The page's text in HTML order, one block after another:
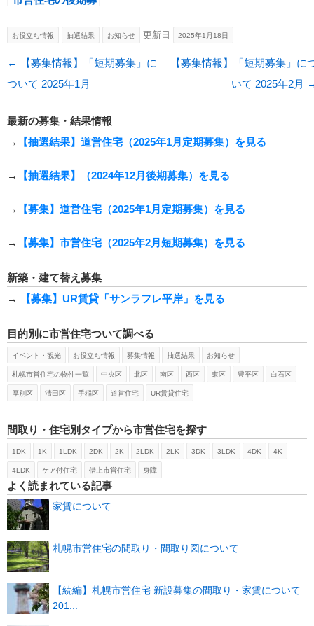
年12月
お役立ち情報 抽選結果 お知らせ 更新日 2025年1月18日
投稿ナビゲーション
←
【募集情報】「短期募集」に
ついて 2025年1月
【募集情報】「短期募集」に
いて 2025年2月
最新の募集・結果情報
→
【抽選結果】道営住宅（2025年1月定期募集）を見る
→ 【抽選結果】（2024年12月後期募集）を見る
→ 【募集】道営住宅（2025年1月定期募集）を見る
→ 【募集】市営住宅（2025年2月短期募集）を見る
新築・建て替え募集
→
【募集】UR賃貸「サンラフレ平岸」を見る
目的別に市営住宅ついて調べる
イベント・観光 お役立ち情報 募集情報 抽選結果 お知らせ
札幌市営住宅の物件一覧 中央区 北区 南区 西区 東区 豊平区 白石区
厚別区 清田区 手稲区 道営住宅 UR賃貸住宅
間取り・住宅別タイプから市営住宅を探す
1DK 1K 1LDK 2DK 2K 2LDK 2LK 3DK 3LDK 4DK 4K
4LDK ケア付住宅 借上市営住宅 身障
よく読まれている記事
家賃について
札幌市営住宅の間取り・間取り図について
【続編】札幌市営住宅 新設募集の間取り・家賃について
201...